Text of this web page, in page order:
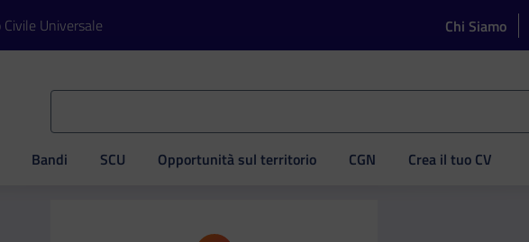
Universale Chi Siamo
Bandi SCU Opportunità sul territorio CGN Crea il tuo CV